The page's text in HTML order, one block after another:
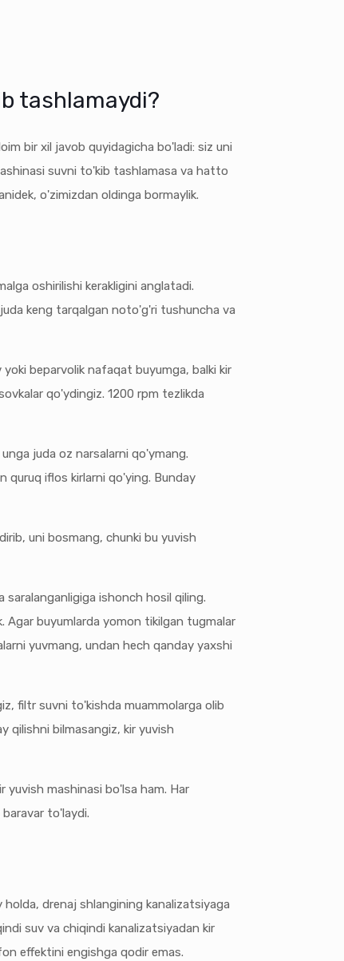
tashlamaydi?
bir xil javob quyidagicha bo'ladi: siz uni
suvni to'kib tashlamasa va hatto
o'zimizdan oldinga bormaylik.
oshirilishi kerakligini anglatadi.
keng tarqalgan noto'g'ri tushuncha va
beparvolik nafaqat buyumga, balki kir
qo'ydingiz. 1200 rpm tezlikda
juda oz narsalarni qo'ymang.
quruq iflos kirlarni qo'ying. Bunday
uni bosmang, chunki bu yuvish
ishonch hosil qiling.
Agar buyumlarda yomon tikilgan tugmalar
yuvmang, undan hech qanday yaxshi
filtr suvni to'kishda muammolarga olib
qilishni bilmasangiz, kir yuvish
yuvish mashinasi bo'lsa ham. Har
to'laydi.
drenaj shlangining kanalizatsiyaga
suv va chiqindi kanalizatsiyadan kir
effektini engishga qodir emas.